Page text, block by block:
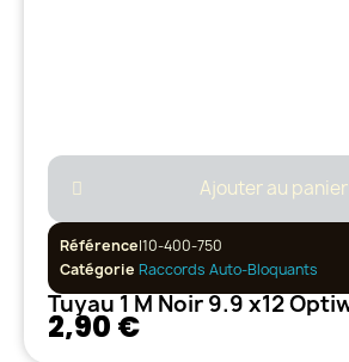
Ajouter au panier
RéférenceI10-400-750
Catégorie Raccords Auto-Bloquants
2,90 €